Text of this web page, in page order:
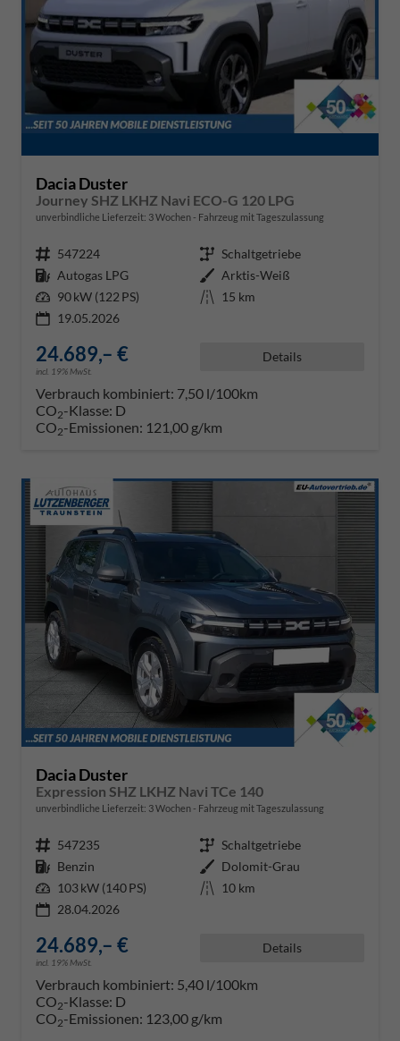
Dacia Duster
Journey SHZ LKHZ Navi ECO-G 120 LPG
unverbindliche Lieferzeit: 3 Wochen Fahrzeug mit Tageszulassung
Fahrzeugnr. 547224 Getriebe Schaltgetriebe
Kraftstoff Autogas LPG Außenfarbe Arktis-Weiß
Leistung 90 kW (122 PS) Kilometerstand 15 km
19.05.2026
24.689,– €
incl. 19% MwSt.
Details
Verbrauch kombiniert: 7,50 l/100km
CO2-Klasse: D
CO2-Emissionen: 121,00 g/km
Dacia Duster
Expression SHZ LKHZ Navi TCe 140
unverbindliche Lieferzeit: 3 Wochen Fahrzeug mit Tageszulassung
Fahrzeugnr. 547235 Getriebe Schaltgetriebe
Kraftstoff Benzin Außenfarbe Dolomit-Grau
Leistung 103 kW (140 PS) Kilometerstand 10 km
28.04.2026
24.689,– €
incl. 19% MwSt.
Details
Verbrauch kombiniert: 5,40 l/100km
CO2-Klasse: D
CO2-Emissionen: 123,00 g/km